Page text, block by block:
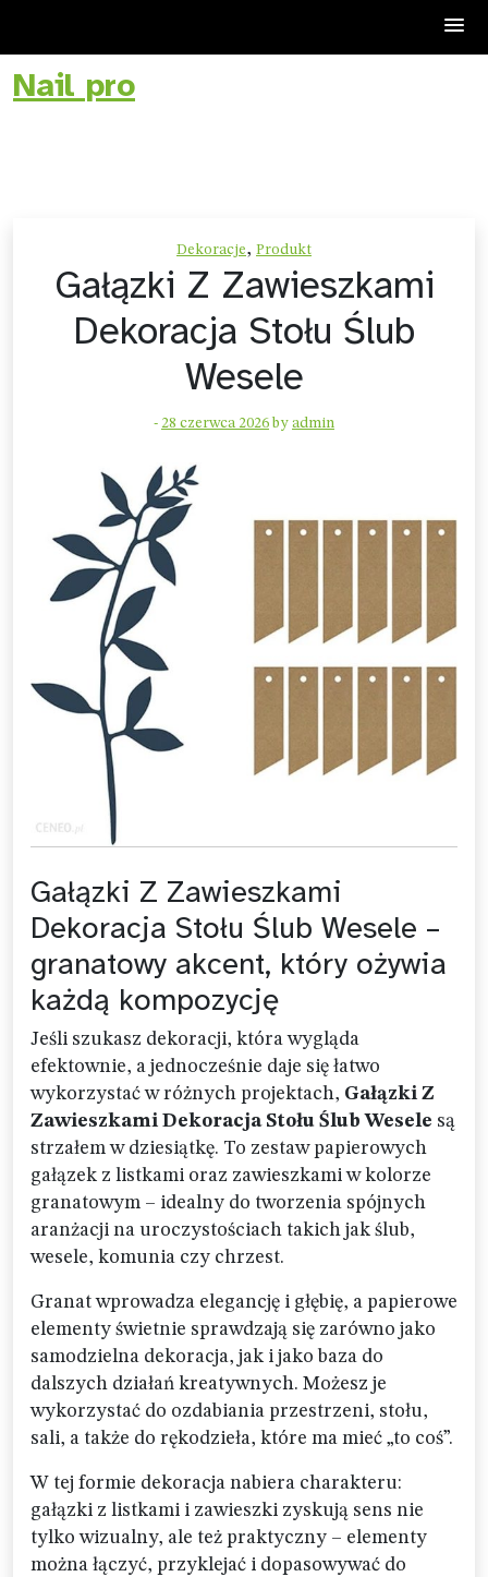
Skip
toNail pro
Dekoracje, Produkt
Gałązki Z Zawieszkami
Dekoracja Stołu Ślub
Wesele
- 28 czerwca 2026 by admin
Gałązki Z Zawieszkami
Dekoracja Stołu Ślub Wesele –
granatowy akcent, który ożywia
każdą kompozycję
Jeśli szukasz dekoracji, która wygląda
efektownie, a jednocześnie daje się łatwo
wykorzystać w różnych projektach, Gałązki Z
Zawieszkami Dekoracja Stołu Ślub Wesele są
strzałem w dziesiątkę. To zestaw papierowych
gałązek z listkami oraz zawieszkami w kolorze
granatowym – idealny do tworzenia spójnych
aranżacji na uroczystościach takich jak ślub,
wesele, komunia czy chrzest.
Granat wprowadza elegancję i głębię, a papierowe
elementy świetnie sprawdzają się zarówno jako
samodzielna dekoracja, jak i jako baza do
dalszych działań kreatywnych. Możesz je
wykorzystać do ozdabiania przestrzeni, stołu,
sali, a także do rękodzieła, które ma mieć „to coś”.
W tej formie dekoracja nabiera charakteru:
gałązki z listkami i zawieszki zyskują sens nie
tylko wizualny, ale też praktyczny – elementy
można łączyć, przyklejać i dopasowywać do